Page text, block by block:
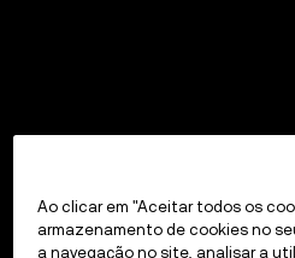
Ao clicar em "Aceitar todos os
armazenamento de cookies no
a navegação no site, analisar a